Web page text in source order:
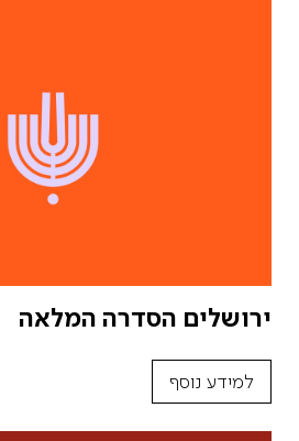
ירושלים הסדרה המלאה
למידע נוסף